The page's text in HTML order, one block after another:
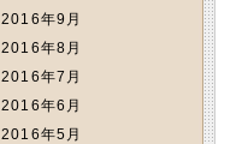
2016年9月
2016年8月
2016年7月
2016年6月
2016年5月